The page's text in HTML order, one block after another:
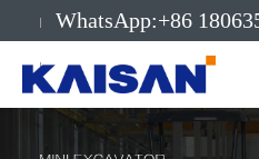
WhatsApp:+86